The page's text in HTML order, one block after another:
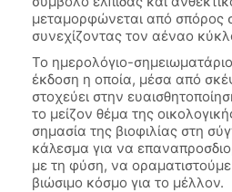
μεταμορφώνεται από σπόρος
συνεχίζοντας τον αέναο
Το ημερολόγιο-
έκδοση η οποία, μέσα από
στοχεύει στην
το μείζον θέμα της
σημασία της βιοφιλίας στη
κάλεσμα για να
με τη φύση, να
βιώσιμο κόσμο για το μέλλον.